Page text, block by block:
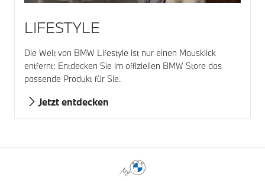
LIFESTYLE
Die Welt von BMW Lifestyle ist nur einen Mausklick
entfernt: Entdecken Sie im offiziellen BMW Store das
passende Produkt für Sie.
Jetzt entdecken